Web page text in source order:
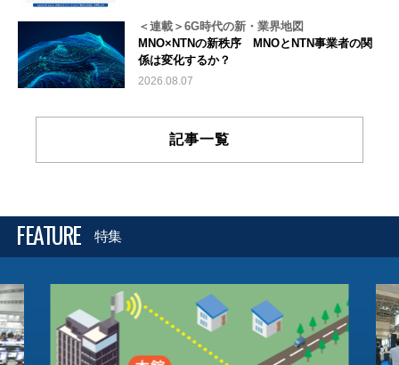
＜連載＞6G時代の新・業界地図
MNO×NTNの新秩序 MNOとNTN事業者の関
係は変化するか？
2026.08.07
記事一覧
FEATURE 特集